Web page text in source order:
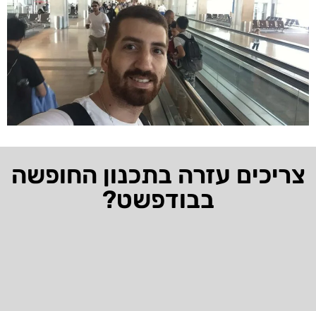
צריכים עזרה בתכנון החופשה
בבודפשט?